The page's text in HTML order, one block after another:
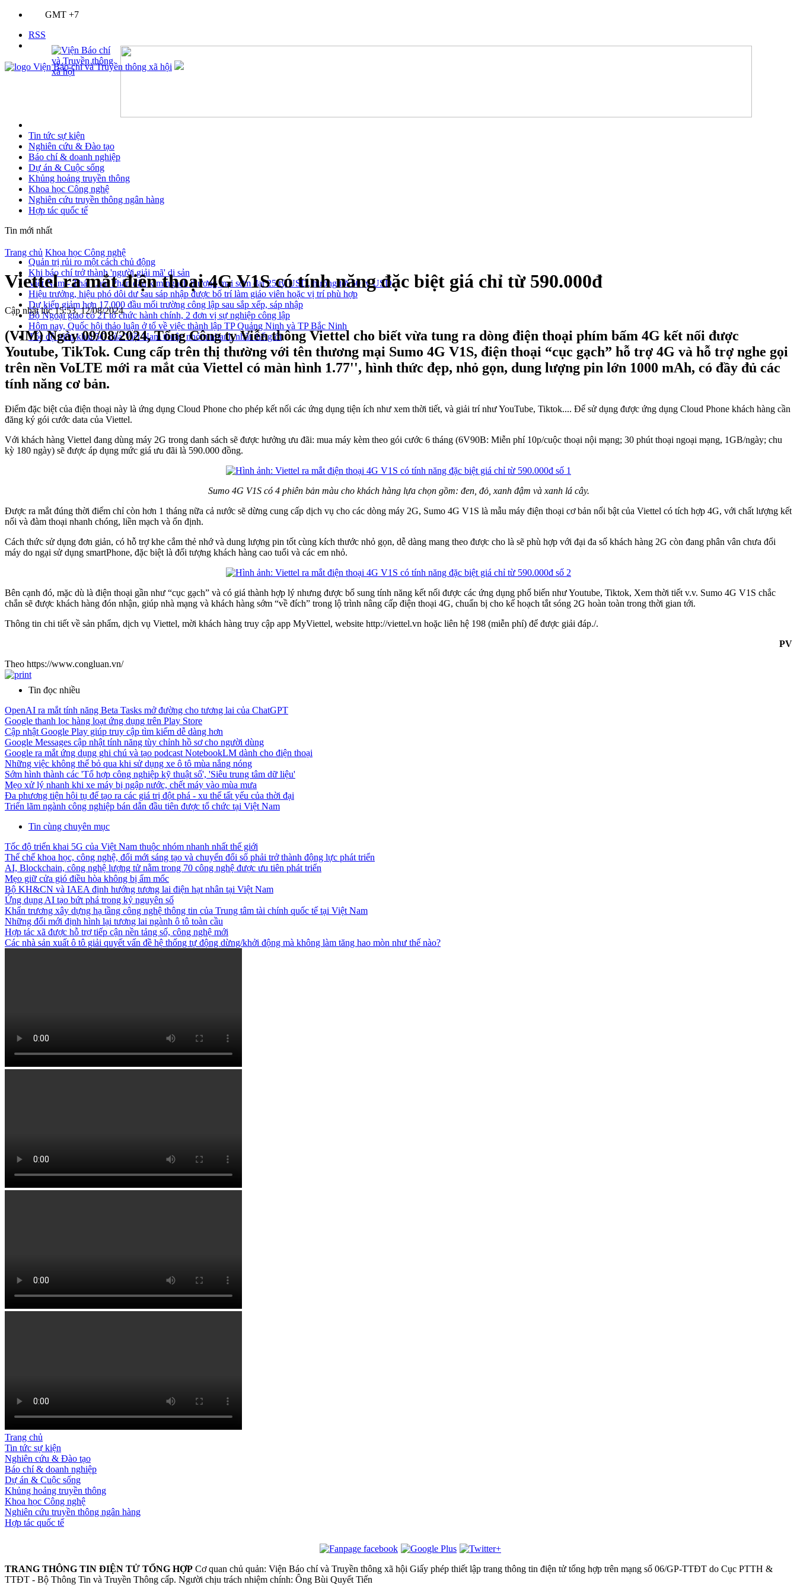
GMT +7
RSS
Tin tức sự kiện
Nghiên cứu & Đào tạo
Báo chí & doanh nghiệp
Dự án & Cuộc sống
Khủng hoảng truyền thông
Khoa học Công nghệ
Nghiên cứu truyền thông ngân hàng
Hợp tác quốc tế
Tin mới nhất
Quản trị rủi ro một cách chủ động
Khi báo chí trở thành 'người giải mã' di sản
Việt Nam - Thái Lan: Phấn đấu kim ngạch thương mại sớm đạt 25 tỷ USD, hướng tới 50 tỷ USD
Hiệu trưởng, hiệu phó dôi dư sau sáp nhập được bố trí làm giáo viên hoặc vị trí phù hợp
Dự kiến giảm hơn 17.000 đầu mối trường công lập sau sắp xếp, sáp nhập
Bộ Ngoại giao có 21 tổ chức hành chính, 2 đơn vị sự nghiệp công lập
Hôm nay, Quốc hội thảo luận ở tổ về việc thành lập TP Quảng Ninh và TP Bắc Ninh
Tốc độ triển khai 5G của Việt Nam thuộc nhóm nhanh nhất thế giới
Trang chủ Khoa học Công nghệ
Viettel ra mắt điện thoại 4G V1S có tính năng đặc biệt giá chỉ từ 590.000đ
Cập nhật lúc 15:53, 12/08/2024
(VIM) Ngày 09/08/2024, Tổng Công ty Viễn thông Viettel cho biết vừa tung ra dòng điện thoại phím bấm 4G kết nối được
Youtube, TikTok. Cung cấp trên thị thường với tên thương mại Sumo 4G V1S, điện thoại “cục gạch” hỗ trợ 4G và hỗ trợ nghe gọi
trên nền VoLTE mới ra mắt của Viettel có màn hình 1.77'', hình thức đẹp, nhỏ gọn, dung lượng pin lớn 1000 mAh, có đầy đủ các
tính năng cơ bản.
Điểm đặc biệt của điện thoại này là ứng dụng Cloud Phone cho phép kết nối các ứng dụng tiện ích như xem thời tiết, và giải trí như YouTube, Tiktok.... Để sử dụng được ứng dụng Cloud Phone khách hàng cần
đăng ký gói cước data của Viettel.
Với khách hàng Viettel đang dùng máy 2G trong danh sách sẽ được hưởng ưu đãi: mua máy kèm theo gói cước 6 tháng (6V90B: Miễn phí 10p/cuộc thoại nội mạng; 30 phút thoại ngoại mạng, 1GB/ngày; chu
kỳ 180 ngày) sẽ được áp dụng mức giá ưu đãi là 590.000 đồng.
Sumo 4G V1S có 4 phiên bản màu cho khách hàng lựa chọn gồm: đen, đỏ, xanh đậm và xanh lá cây.
Được ra mắt đúng thời điểm chỉ còn hơn 1 tháng nữa cả nước sẽ dừng cung cấp dịch vụ cho các dòng máy 2G, Sumo 4G V1S là mẫu máy điện thoại cơ bản nổi bật của Viettel có tích hợp 4G, với chất lượng kết
nối và đàm thoại nhanh chóng, liền mạch và ổn định.
Cách thức sử dụng đơn giản, có hỗ trợ khe cắm thẻ nhớ và dung lượng pin tốt cùng kích thước nhỏ gọn, dễ dàng mang theo được cho là sẽ phù hợp với đại đa số khách hàng 2G còn đang phân vân chưa đổi
máy do ngại sử dụng smartPhone, đặc biệt là đối tượng khách hàng cao tuổi và các em nhỏ.
Bên cạnh đó, mặc dù là điện thoại gần như “cục gạch” và có giá thành hợp lý nhưng được bổ sung tính năng kết nối được các ứng dụng phổ biến như Youtube, Tiktok, Xem thời tiết v.v. Sumo 4G V1S chắc
chắn sẽ được khách hàng đón nhận, giúp nhà mạng và khách hàng sớm “về đích” trong lộ trình nâng cấp điện thoại 4G, chuẩn bị cho kế hoạch tắt sóng 2G hoàn toàn trong thời gian tới.
Thông tin chi tiết về sản phẩm, dịch vụ Viettel, mời khách hàng truy cập app MyViettel, website http://viettel.vn hoặc liên hệ 198 (miễn phí) để được giải đáp./.
PV
Theo https://www.congluan.vn/
Tin đọc nhiều
OpenAI ra mắt tính năng Beta Tasks mở đường cho tương lai của ChatGPT
Google thanh lọc hàng loạt ứng dụng trên Play Store
Cập nhật Google Play giúp truy cập tìm kiếm dễ dàng hơn
Google Messages cập nhật tính năng tùy chỉnh hồ sơ cho người dùng
Google ra mắt ứng dụng ghi chú và tạo podcast NotebookLM dành cho điện thoại
Những việc không thể bỏ qua khi sử dụng xe ô tô mùa nắng nóng
Sớm hình thành các 'Tổ hợp công nghiệp kỹ thuật số', 'Siêu trung tâm dữ liệu'
Mẹo xử lý nhanh khi xe máy bị ngập nước, chết máy vào mùa mưa
Đa phương tiện hội tụ để tạo ra các giá trị đột phá - xu thế tất yếu của thời đại
Triển lãm ngành công nghiệp bán dẫn đầu tiên được tổ chức tại Việt Nam
Tin cùng chuyên mục
Tốc độ triển khai 5G của Việt Nam thuộc nhóm nhanh nhất thế giới
Thể chế khoa học, công nghệ, đổi mới sáng tạo và chuyển đổi số phải trở thành động lực phát triển
AI, Blockchain, công nghệ lượng tử nằm trong 70 công nghệ được ưu tiên phát triển
Mẹo giữ cửa gió điều hòa không bị ẩm mốc
Bộ KH&CN và IAEA định hướng tương lai điện hạt nhân tại Việt Nam
Ứng dụng AI tạo bứt phá trong kỷ nguyên số
Khẩn trương xây dựng hạ tầng công nghệ thông tin của Trung tâm tài chính quốc tế tại Việt Nam
Những đổi mới định hình lại tương lai ngành ô tô toàn cầu
Hợp tác xã được hỗ trợ tiếp cận nền tảng số, công nghệ mới
Các nhà sản xuất ô tô giải quyết vấn đề hệ thống tự động dừng/khởi động mà không làm tăng hao mòn như thế nào?
Trang chủ
Tin tức sự kiện
Nghiên cứu & Đào tạo
Báo chí & doanh nghiệp
Dự án & Cuộc sống
Khủng hoảng truyền thông
Khoa học Công nghệ
Nghiên cứu truyền thông ngân hàng
Hợp tác quốc tế
TRANG THÔNG TIN ĐIỆN TỬ TỔNG HỢP Cơ quan chủ quản: Viện Báo chí và Truyền thông xã hội Giấy phép thiết lập trang thông tin điện tử tổng hợp trên mạng số 06/GP-TTĐT do Cục PTTH &
TTĐT - Bộ Thông Tin và Truyền Thông cấp. Người chịu trách nhiệm chính: Ông Bùi Quyết Tiến